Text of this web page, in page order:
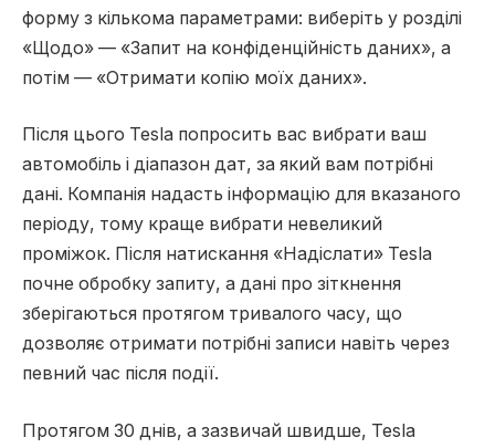
форму з кількома параметрами: виберіть у розділі
«Щодо» — «Запит на конфіденційність даних», а
потім — «Отримати копію моїх даних».
Після цього Tesla попросить вас вибрати ваш
автомобіль і діапазон дат, за який вам потрібні
дані. Компанія надасть інформацію для вказаного
періоду, тому краще вибрати невеликий
проміжок. Після натискання «Надіслати» Tesla
почне обробку запиту, а дані про зіткнення
зберігаються протягом тривалого часу, що
дозволяє отримати потрібні записи навіть через
певний час після події.
Протягом 30 днів, а зазвичай швидше, Tesla